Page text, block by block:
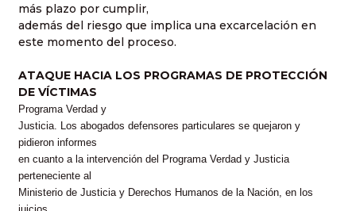
más plazo por cumplir,
además del riesgo que implica una excarcelación en
este momento del proceso.
ATAQUE HACIA LOS PROGRAMAS DE PROTECCIÓN
DE VÍCTIMAS
Programa Verdad y
Justicia. Los abogados defensores particulares se quejaron y
pidieron informes
en cuanto a la intervención del Programa Verdad y Justicia
perteneciente al
Ministerio de Justicia y Derechos Humanos de la Nación, en los